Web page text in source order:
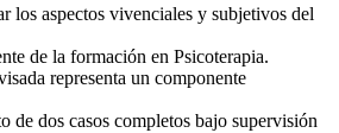
los aspectos vivenciales y subjetivos del
de la formación en Psicoterapia.
representa un componente
de dos casos completos bajo supervisión